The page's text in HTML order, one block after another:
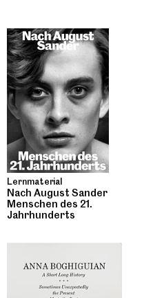
Lernmaterial
Nach August Sander
Menschen des 21.
Jahrhunderts